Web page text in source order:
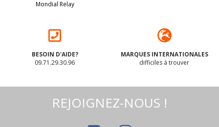
Mondial Relay
BESOIN D'AIDE?
09.71.29.30.96
MARQUES INTERNATIONALES
difficiles à trouver
REJOIGNEZ-NOUS !